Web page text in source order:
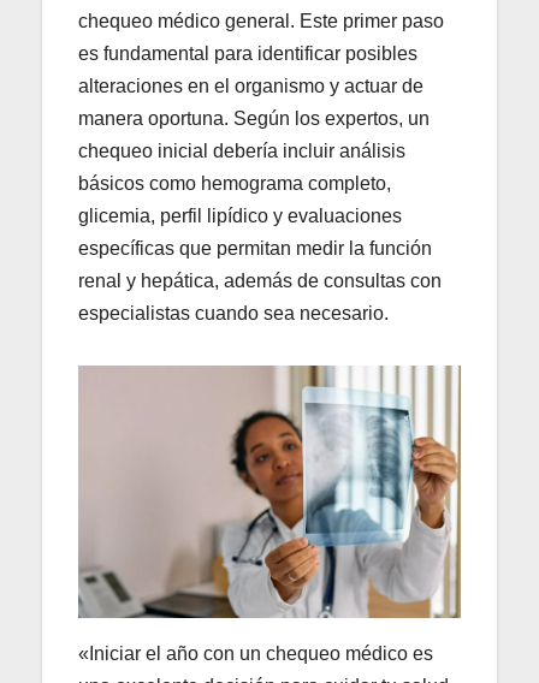
chequeo médico general. Este primer paso
es fundamental para identificar posibles
alteraciones en el organismo y actuar de
manera oportuna. Según los expertos, un
chequeo inicial debería incluir análisis
básicos como hemograma completo,
glicemia, perfil lipídico y evaluaciones
específicas que permitan medir la función
renal y hepática, además de consultas con
especialistas cuando sea necesario.
«Iniciar el año con un chequeo médico es